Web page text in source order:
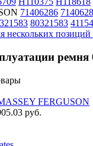
71406286
321583 80321583
нескольких позиций
ремня
FERGUSON
руб.